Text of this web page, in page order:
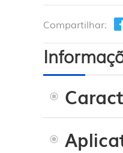
Compartilhar: